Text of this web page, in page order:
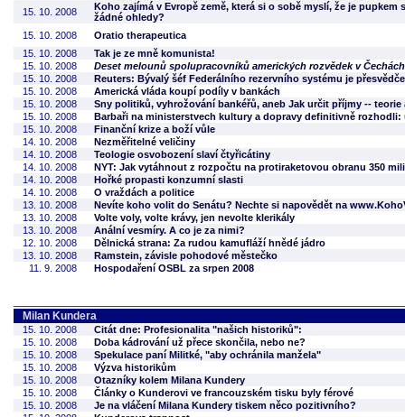
15. 10. 2008
Koho zajímá v Evropě země, která si o sobě myslí, že je pupkem
žádné ohledy?
15. 10. 2008
Oratio therapeutica
15. 10. 2008
Tak je ze mně komunista!
15. 10. 2008
Deset melounů spolupracovníků amerických rozvědek v Čechách
15. 10. 2008
Reuters: Bývalý šéf Federálního rezervního systému je
15. 10. 2008
Americká vláda koupí podíly v bankách
15. 10. 2008
Sny politiků, vyhrožování bankéřů, aneb Jak určit příjmy -- teorie
15. 10. 2008
Barbaři na ministerstvech kultury a dopravy definitivně
15. 10. 2008
Finanční krize a boží vůle
14. 10. 2008
Nezměřitelné veličiny
14. 10. 2008
Teologie osvobození slaví čtyřicátiny
14. 10. 2008
NYT: Jak vytáhnout z rozpočtu na protiraketovou obranu 350
14. 10. 2008
Hořké propasti konzumní slasti
14. 10. 2008
O vraždách a politice
13. 10. 2008
Nevíte koho volit do Senátu? Nechte si napovědět na
13. 10. 2008
Volte voly, volte krávy, jen nevolte klerikály
13. 10. 2008
Anální vesmíry. A co je za nimi?
12. 10. 2008
Dělnická strana: Za rudou kamufláží hnědé jádro
13. 10. 2008
Ramstein, závisle pohodové městečko
11. 9. 2008
Hospodaření OSBL za srpen 2008
Milan Kundera
15. 10. 2008
Citát dne: Profesionalita "našich historiků":
15. 10. 2008
Doba kádrování už přece skončila, nebo ne?
15. 10. 2008
Spekulace paní Militké, "aby ochránila manžela"
15. 10. 2008
Výzva historikům
15. 10. 2008
Otazníky kolem Milana Kundery
15. 10. 2008
Články o Kunderovi ve francouzském tisku byly férové
15. 10. 2008
Je na vláčení Milana Kundery tiskem něco pozitivního?